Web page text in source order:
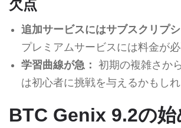
欠点
追加サービスにはサブスクリプシ
プレミアムサービスには料金が必
学習曲線が急： 初期の複雑さから
は初心者に挑戦を与えるかもしれ
BTC Genix 9.2の始